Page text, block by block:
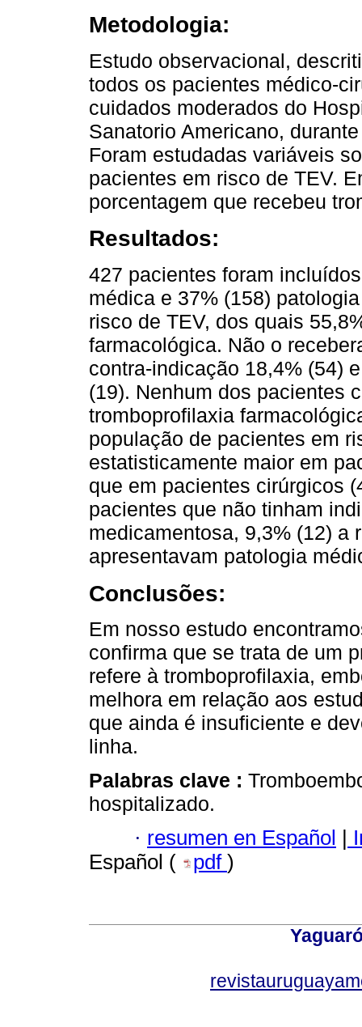
Metodologia:
Estudo observacional,
todos os pacientes médico-
cuidados moderados do
Sanatorio Americano,
Foram estudadas variáveis
pacientes em risco de TEV.
porcentagem que recebeu
Resultados:
427 pacientes foram
médica e 37% (158)
risco de TEV, dos quais
farmacológica. Não o
contra-indicação 18,4% (54)
(19). Nenhum dos pacientes
tromboprofilaxia
população de pacientes em
estatisticamente maior em
que em pacientes cirúrgicos
pacientes que não tinham
medicamentosa, 9,3% (12) a
apresentavam patologia
Conclusões:
Em nosso estudo
confirma que se trata de um
refere à tromboprofilaxia,
melhora em relação aos
que ainda é insuficiente e
linha.
Palabras clave :
hospitalizado.
· resumen en Español
Español (
pdf )